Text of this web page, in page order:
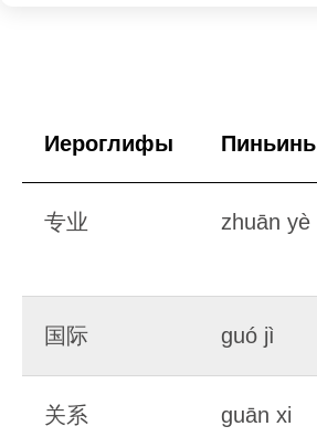
Иероглифы Пиньинь
专业 zhuān yè
国际 guó jì
关系 guān xi